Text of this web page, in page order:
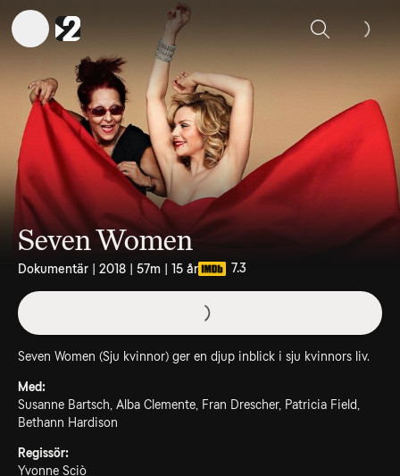
Sök
Seven Women
Dokumentär | 2018 | 57m | 15 år 7.3
Seven Women (Sju kvinnor) ger en djup inblick i sju kvinnors liv.
Med:
Susanne Bartsch, Alba Clemente, Fran Drescher, Patricia Field,
Bethann Hardison
Regissör:
Yvonne Sciò